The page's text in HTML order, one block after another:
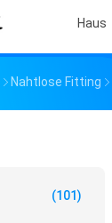
Haus
Nahtlose Fitting
(101)